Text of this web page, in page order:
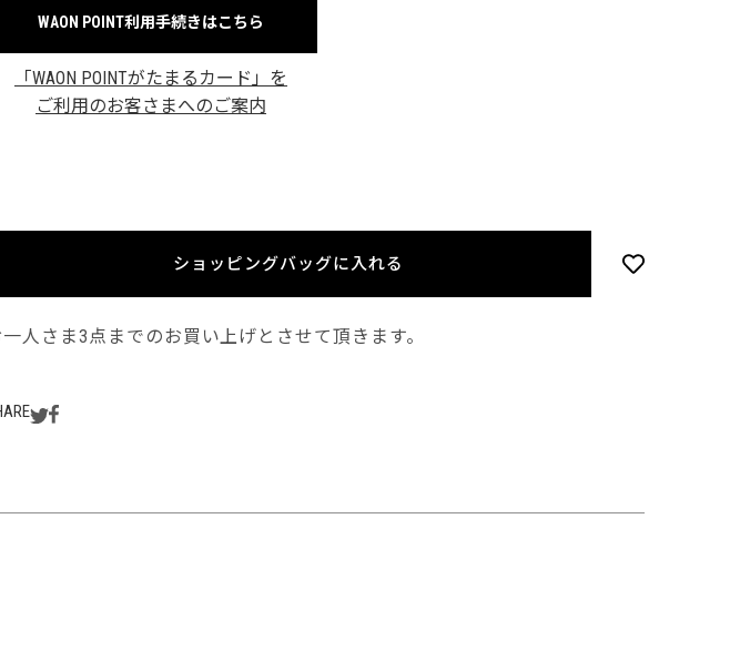
WAON POINT利用手続きはこちら
「WAON POINTがたまるカード」を
ご利用のお客さまへのご案内
ショッピングバッグに入れる
一人さま3点までのお買い上げとさせて頂きます。